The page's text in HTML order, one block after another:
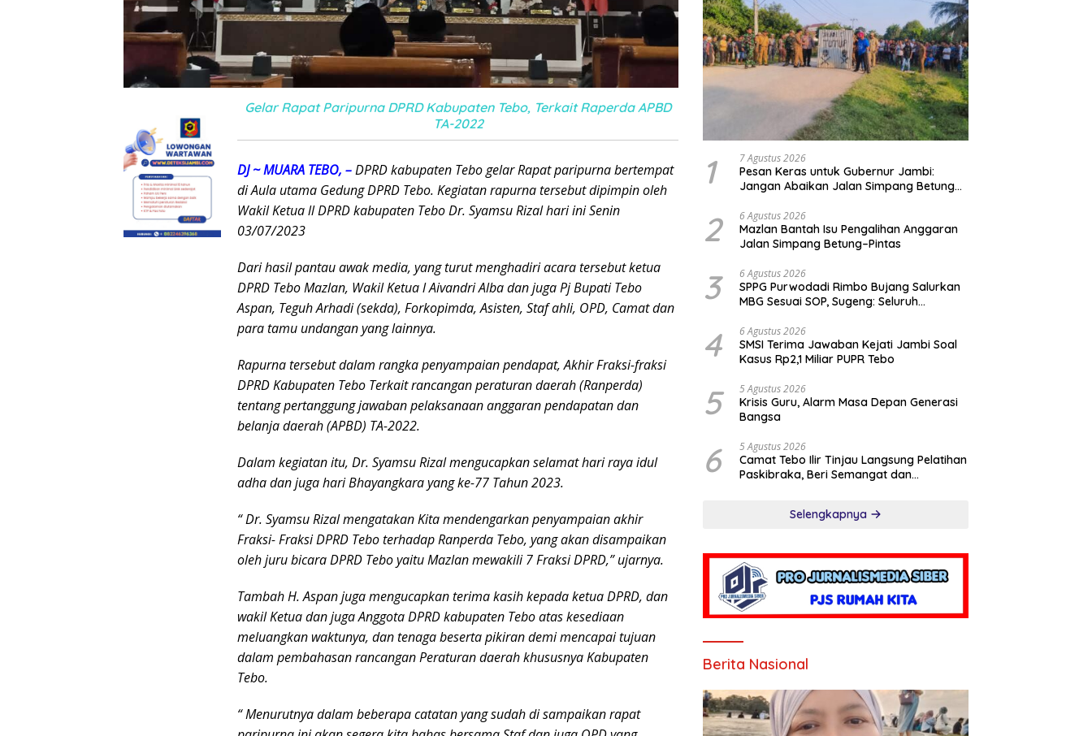
Gelar Rapat Paripurna DPRD Kabupaten Tebo, Terkait Raperda APBD
TA-2022
DJ ~ MUARA TEBO, –DPRD kabupaten Tebo gelar Rapat paripurna bertempat
di Aula utama Gedung DPRD Tebo. Kegiatan rapurna tersebut dipimpin oleh
Wakil Ketua ll DPRD kabupaten Tebo Dr. Syamsu Rizal hari ini Senin
03/07/2023
Dari hasil pantau awak media, yang turut menghadiri acara tersebut ketua
DPRD Tebo Mazlan, Wakil Ketua l Aivandri Alba dan juga Pj Bupati Tebo
Aspan, Teguh Arhadi (sekda), Forkopimda, Asisten, Staf ahli, OPD, Camat dan
para tamu undangan yang lainnya.
Rapurna tersebut dalam rangka penyampaian pendapat, Akhir Fraksi-fraksi
DPRD Kabupaten Tebo Terkait rancangan peraturan daerah (Ranperda)
tentang pertanggung jawaban pelaksanaan anggaran pendapatan dan
belanja daerah (APBD) TA-2022.
Dalam kegiatan itu, Dr. Syamsu Rizal mengucapkan selamat hari raya idul
adha dan juga hari Bhayangkara yang ke-77 Tahun 2023.
“ Dr. Syamsu Rizal mengatakan Kita mendengarkan penyampaian akhir
Fraksi- Fraksi DPRD Tebo terhadap Ranperda Tebo, yang akan disampaikan
oleh juru bicara DPRD Tebo yaitu Mazlan mewakili 7 Fraksi DPRD,” ujarnya.
Tambah H. Aspan juga mengucapkan terima kasih kepada ketua DPRD, dan
wakil Ketua dan juga Anggota DPRD kabupaten Tebo atas kesediaan
meluangkan waktunya, dan tenaga beserta pikiran demi mencapai tujuan
dalam pembahasan rancangan Peraturan daerah khususnya Kabupaten
Tebo.
“ Menurutnya dalam beberapa catatan yang sudah di sampaikan rapat
1 7 Agustus 2026
Pesan Keras untuk Gubernur Jambi:
Jangan Abaikan Jalan Simpang Betung–
2 6 Agustus 2026
Mazlan Bantah Isu Pengalihan Anggaran
Jalan Simpang Betung–Pintas
3 6 Agustus 2026
SPPG Purwodadi Rimbo Bujang Salurkan
MBG Sesuai SOP, Sugeng: Seluruh
4 6 Agustus 2026
SMSI Terima Jawaban Kejati Jambi Soal
Kasus Rp2,1 Miliar PUPR Tebo
5 5 Agustus 2026
Krisis Guru, Alarm Masa Depan Generasi
Bangsa
6 5 Agustus 2026
Camat Tebo Ilir Tinjau Langsung Pelatihan
Paskibraka, Beri Semangat dan
Selengkapnya
Berita Nasional